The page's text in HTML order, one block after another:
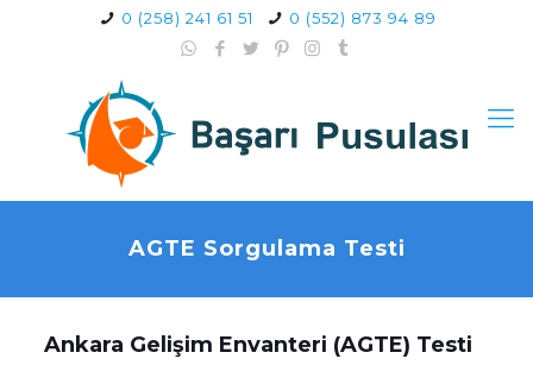
0 (258) 241 61 51 0 (552) 873 94 89
AGTE Sorgulama Testi
Ankara Gelişim Envanteri (AGTE) Testi